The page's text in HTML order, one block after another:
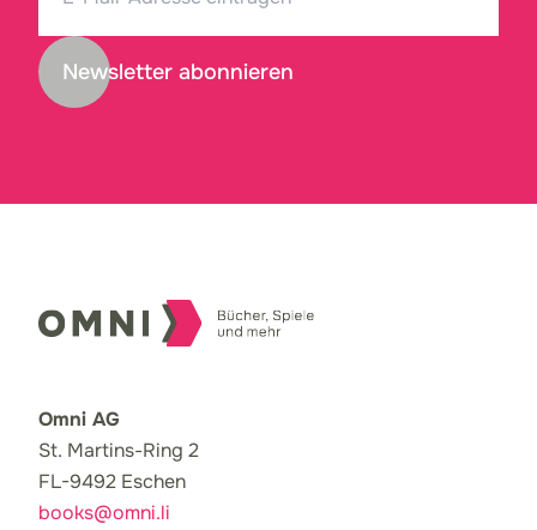
Newsletter abonnieren
Omni AG
St. Martins-Ring 2
FL-9492 Eschen
books@omni.li